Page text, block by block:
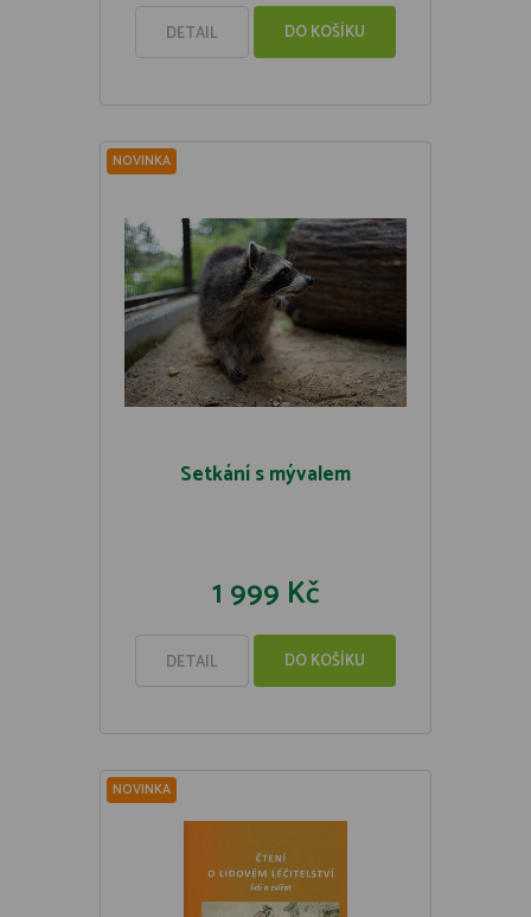
DETAIL DO KOŠÍKU
NOVINKA
Setkání s mývalem
1 999 Kč
DETAIL DO KOŠÍKU
NOVINKA